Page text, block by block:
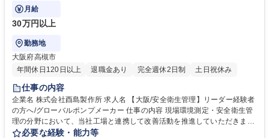
を目指していただきたいと考えています。
月給
30万円以上
勤務地
大阪府高槻市
年間休日120日以上
退職金あり 完全週休2日制 土日祝休み
仕事の内容
企業名 株式会社酉島製作所 求人名 【大阪/安全衛生管理】リーダー経験者
の方へ/グローバルポンプメーカー 仕事の内容 現場環境測定・安全衛生管
理の分野において、当社工場と連携して改善活動を推進していただきま
す。人員が強化されている当社でも注目度が高い部門であり、将来的なリ
必要な経験・能力等